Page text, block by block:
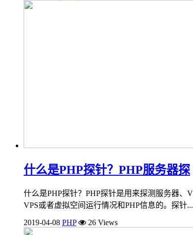
什么是PHP探针？PHP服务器探
什么是PHP探针？PHP探针是用来探测服务器、
VPS或者虚拟空间运行情况和PHP信息的。探针...
2019-04-08 PHP 26 Views